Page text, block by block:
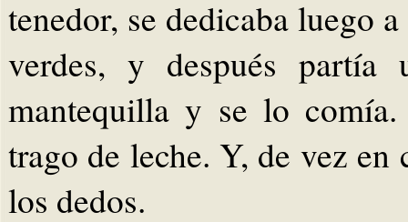
tenedor, se dedicaba luego
verdes, y después
mantequilla y se lo
trago de leche. Y, de vez
los dedos.